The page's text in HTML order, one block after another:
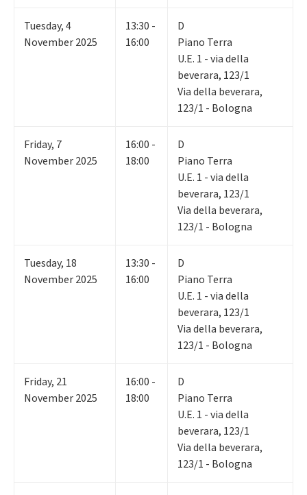
Tuesday,4
November 2025
13:30 -
16:00
D
Piano Terra
U.E. 1 - via della
beverara, 123/1
Via della beverara,
123/1 - Bologna
Friday, 7
November 2025
16:00 -
18:00
D
Piano Terra
U.E. 1 - via della
beverara, 123/1
Via della beverara,
123/1 - Bologna
Tuesday, 18
November 2025
13:30 -
16:00
D
Piano Terra
U.E. 1 - via della
beverara, 123/1
Via della beverara,
123/1 - Bologna
Friday, 21
November 2025
16:00 -
18:00
D
Piano Terra
U.E. 1 - via della
beverara, 123/1
Via della beverara,
123/1 - Bologna